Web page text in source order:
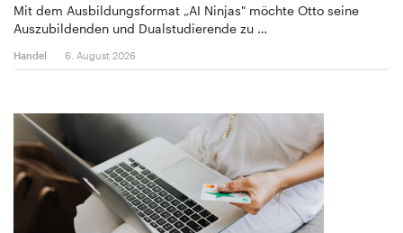
Mit dem Ausbildungsformat „AI Ninjas" möchte Otto seine
Auszubildenden und Dualstudierende zu …
Handel 6. August 2026